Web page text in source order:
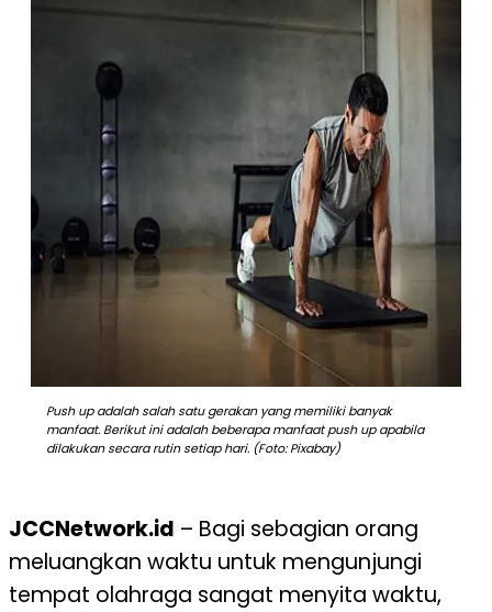
Push up adalah salah satu gerakan yang memiliki banyak
manfaat. Berikut ini adalah beberapa manfaat push up apabila
dilakukan secara rutin setiap hari. (Foto: Pixabay)
JCCNetwork.id – Bagi sebagian orang
meluangkan waktu untuk mengunjungi
tempat olahraga sangat menyita waktu,